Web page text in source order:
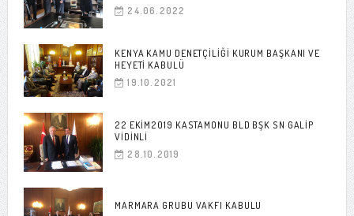
24.06.2022
KENYA KAMU DENETÇILIĞI KURUM BAŞKANI VE
HEYETI KABULÜ
19.10.2021
22 EKIM2019 KASTAMONU BLD BŞK SN GALIP
VIDINLI
28.10.2019
MARMARA GRUBU VAKFI KABULU